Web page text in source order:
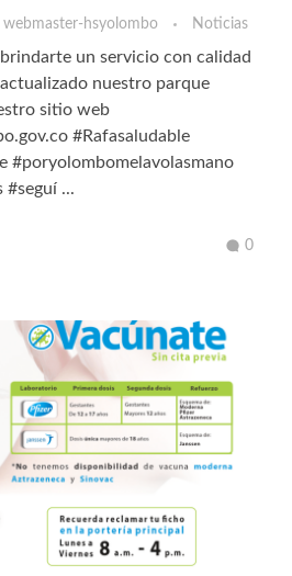
webmaster-hsyolombo Noticias
un servicio con calidad
nuestro parque
sitio web
#Rafasaludable
#poryolombomelavolasmano
...
0